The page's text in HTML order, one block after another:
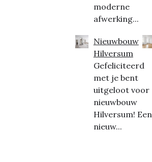
moderne
afwerking...
Nieuwbouw
Hilversum
Gefeliciteerd
met je bent
uitgeloot voor
nieuwbouw
Hilversum! Een
nieuw...